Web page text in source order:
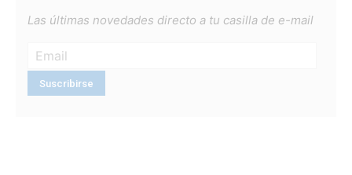
Las últimas novedades directo a tu casilla de e-mail